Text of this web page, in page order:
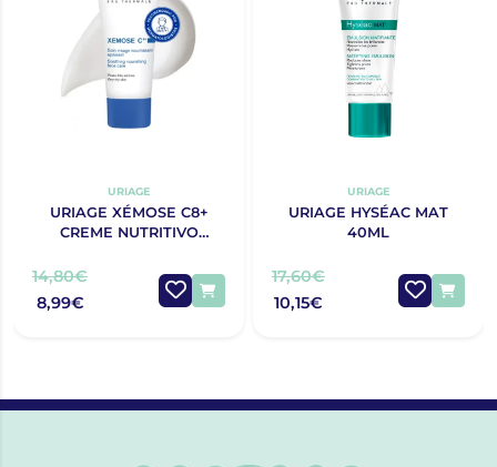
URIAGE
URIAGE XÉMOSE C8+
CREME NUTRITIVO
14,80€
8,99€
URIAGE
URIAGE HYSÉAC MAT
40ML
17,60€
10,15€